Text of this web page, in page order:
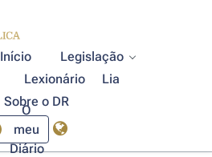
Início
Legislação
Lexionário
Lia
Sobre o DR
O
meu
Diário